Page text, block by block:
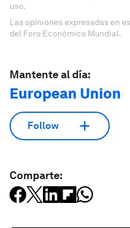
uso.
Las opiniones expresadas en
del Foro Económico Mundial.
Mantente al día:
European Union
Follow
Comparte: